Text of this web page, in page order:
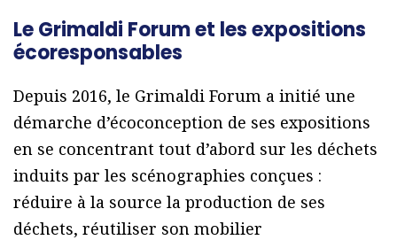
Le Grimaldi Forum et les expositions
écoresponsables
Depuis 2016, le Grimaldi Forum a initié une
démarche d’écoconception de ses expositions
en se concentrant tout d’abord sur les déchets
induits par les scénographies conçues :
réduire à la source la production de ses
déchets, réutiliser son mobilier